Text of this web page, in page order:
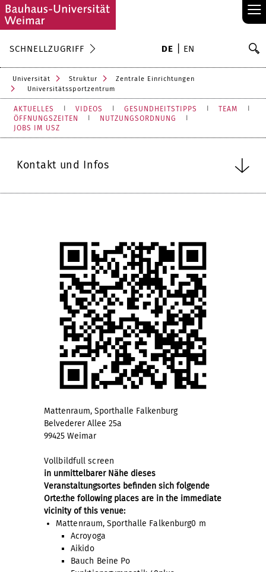
≡
SCHNELLZUGRIFF DE EN
Universität Struktur
Zentrale Einrichtungen
Universitätssportzentrum
AKTUELLES VIDEOS GESUNDHEITSTIPPS
TEAM
ÖFFNUNGSZEITEN
NUTZUNGSORDNUNG
JOBS IM USZ
Kontakt und Infos
Mattenraum, Sporthalle Falkenburg
Belvederer Allee 25a
99425 Weimar
Vollbildfull screen
in unmittelbarer Nähe dieses
Veranstaltungsortes befinden sich folgende
Orte:the following places are in the immediate
vicinity of this venue:
Mattenraum, Sporthalle Falkenburg0 m
Acroyoga
Aikido
Bauch Beine Po